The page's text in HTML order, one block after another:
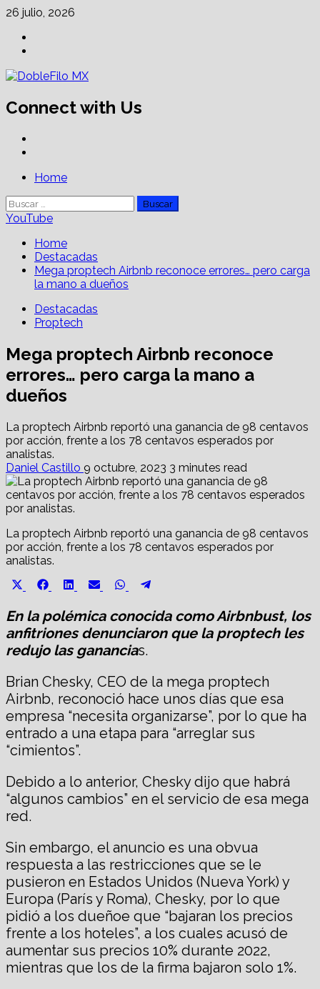
Skip
content
26 julio, 2026
Connect with Us
PrimaryHome
Buscar:
YouTube
Home
Destacadas
Mega proptech Airbnb reconoce errores… pero carga
la mano a dueños
Destacadas
Proptech
Mega proptech Airbnb reconoce
errores… pero carga la mano a
dueños
La proptech Airbnb reportó una ganancia de 98 centavos
por acción, frente a los 78 centavos esperados por
analistas.
Daniel Castillo 9 octubre, 2023 3 minutes read
La proptech Airbnb reportó una ganancia de 98 centavos
por acción, frente a los 78 centavos esperados por
analistas.
Share
Share
Facebook
Share
LinkedIn
Share
Email
Share
WhatsApp
En la polémica conocida como Airbnbust, los
anfitriones denunciaron que la proptech les
redujo las ganancias.
Brian Chesky, CEO de la mega proptech
Airbnb, reconoció hace unos días que esa
empresa “necesita organizarse”, por lo que ha
entrado a una etapa para “arreglar sus
“cimientos”.
Debido a lo anterior, Chesky dijo que habrá
“algunos cambios” en el servicio de esa mega
red.
Sin embargo, el anuncio es una obvua
respuesta a las restricciones que se le
pusieron en Estados Unidos (Nueva York) y
Europa (París y Roma), Chesky, por lo que
pidió a los dueñoe que “bajaran los precios
frente a los hoteles”, a los cuales acusó de
aumentar sus precios 10% durante 2022,
mientras que los de la firma bajaron solo 1%.